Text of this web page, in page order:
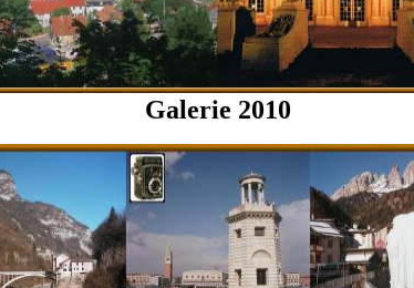
Galerie 2010